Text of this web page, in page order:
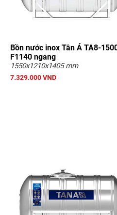
Bồn nước inox Tân Á TA8-
F1140 ngang
1550x1210x1405 mm
7.329.000 VND